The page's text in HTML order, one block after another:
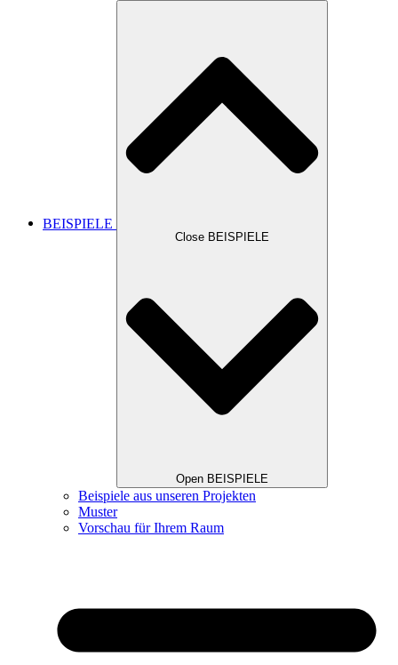
BEISPIELE
Close BEISPIELE
Open BEISPIELE
Beispiele aus unseren Projekten
Muster
Vorschau für Ihrem Raum